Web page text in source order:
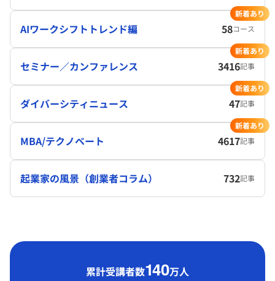
AIワークシフトトレンド編 58コース
新着あり
セミナー／カンファレンス 3416記事
新着あり
ダイバーシティニュース 47記事
新着あり
MBA/テクノベート 4617記事
新着あり
起業家の風景（創業者コラム） 732記事
累計受講者数140万人